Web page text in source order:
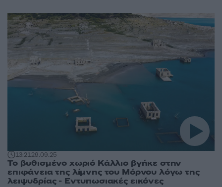
13:2129.09.25
Το βυθισμένο χωριό Κάλλιο βγήκε στην
επιφάνεια της λίμνης του Μόρνου λόγω της
λειψυδρίας - Εντυπωσιακές εικόνες